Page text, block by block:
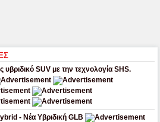
SUV με την τεχνολογία SHS.
- Νέα Υβριδική GLB